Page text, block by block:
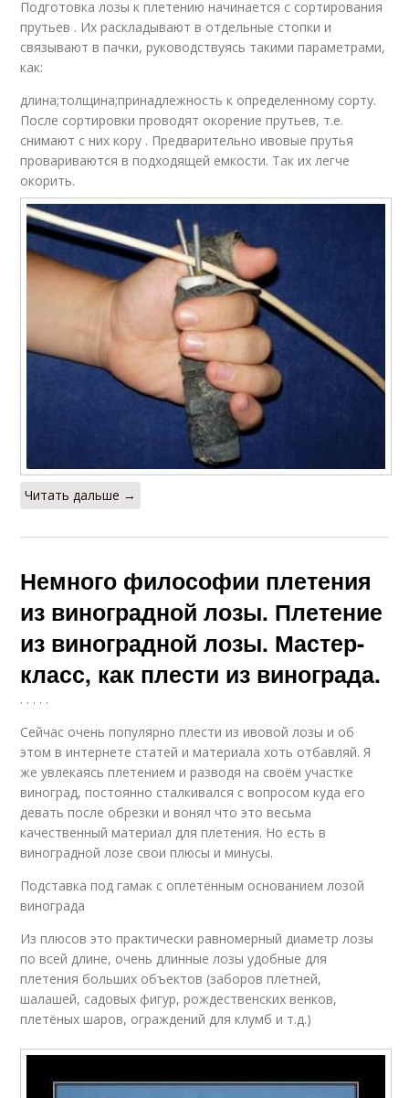
Подготовка лозы к плетению начинается с сортирования
прутьев . Их раскладывают в отдельные стопки и
связывают в пачки, руководствуясь такими параметрами,
как:
длина;толщина;принадлежность к определенному сорту.
После сортировки проводят окорение прутьев, т.е.
снимают с них кору . Предварительно ивовые прутья
провариваются в подходящей емкости. Так их легче
окорить.
Читать дальше →
Немного философии плетения
из виноградной лозы. Плетение
из виноградной лозы. Мастер-
класс, как плести из винограда.
. . . . .
Сейчас очень популярно плести из ивовой лозы и об
этом в интернете статей и материала хоть отбавляй. Я
же увлекаясь плетением и разводя на своём участке
виноград, постоянно сталкивался с вопросом куда его
девать после обрезки и вонял что это весьма
качественный материал для плетения. Но есть в
виноградной лозе свои плюсы и минусы.
Подставка под гамак с оплетённым основанием лозой
винограда
Из плюсов это практически равномерный диаметр лозы
по всей длине, очень длинные лозы удобные для
плетения больших объектов (заборов плетней,
шалашей, садовых фигур, рождественских венков,
плетёных шаров, ограждений для клумб и т.д.)